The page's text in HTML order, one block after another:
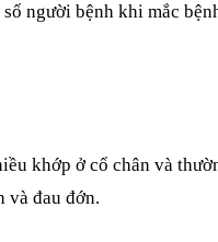
người bệnh khi mắc
khớp ở cổ chân và
và đau đớn.